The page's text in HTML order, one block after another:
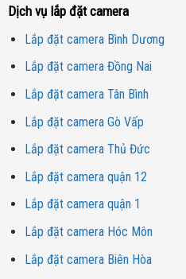
Dịch vụ lắp đặt camera
Lắp đặt camera Bình Dương
Lắp đặt camera Đồng Nai
Lắp đặt camera Tân Bình
Lắp đặt camera Gò Vấp
Lắp đặt camera Thủ Đức
Lắp đặt camera quận 12
Lắp đặt camera quận 1
Lắp đặt camera Hóc Môn
Lắp đặt camera Biên Hòa